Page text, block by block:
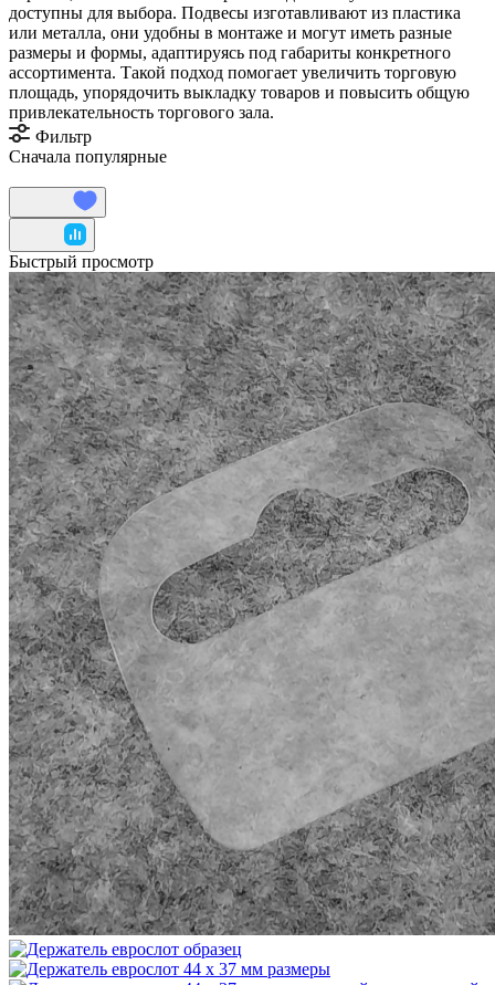
доступны для выбора. Подвесы изготавливают из пластика
или металла, они удобны в монтаже и могут иметь разные
размеры и формы, адаптируясь под габариты конкретного
ассортимента. Такой подход помогает увеличить торговую
площадь, упорядочить выкладку товаров и повысить общую
привлекательность торгового зала.
Фильтр
Сначала популярные
Быстрый просмотр